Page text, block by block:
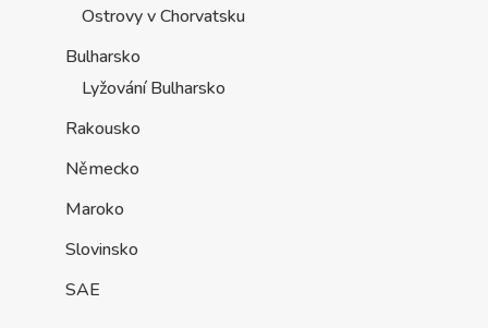
Ostrovy v Chorvatsku
Bulharsko
Lyžování Bulharsko
Rakousko
Německo
Maroko
Slovinsko
SAE